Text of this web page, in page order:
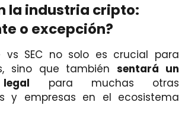
la industria cripto:
o excepción?
vs SEC no solo es crucial para
sino que tambiénsentará un
para muchas otras
y empresas en el ecosistema